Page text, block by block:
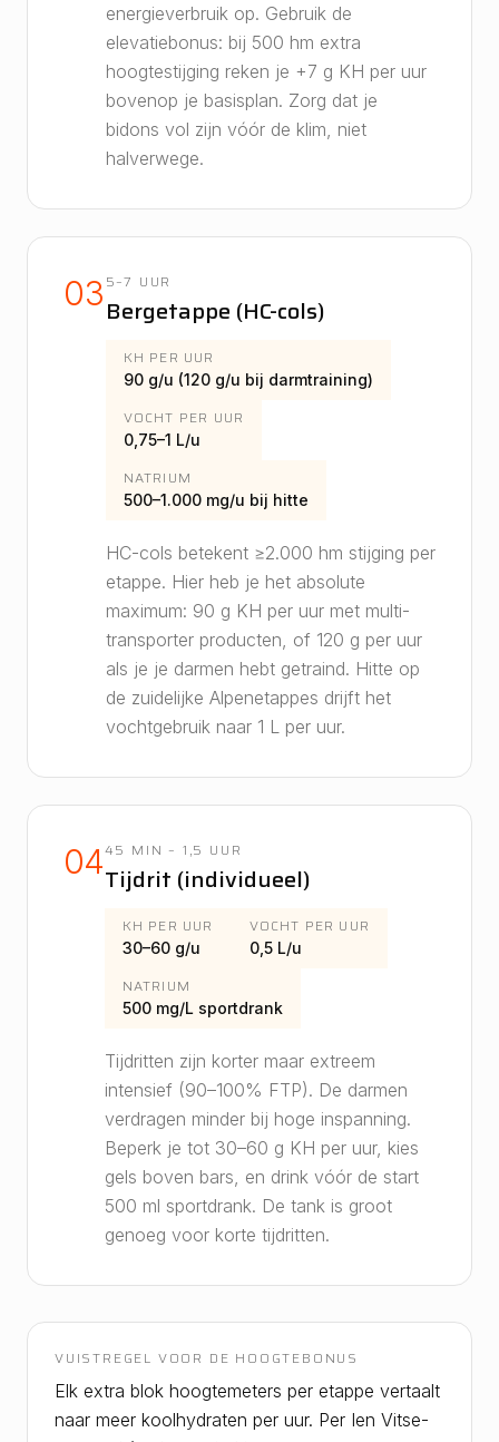
energieverbruik op. Gebruik de
elevatiebonus: bij 500 hm extra
hoogtestijging reken je +7 g KH per uur
bovenop je basisplan. Zorg dat je
bidons vol zijn vóór de klim, niet
halverwege.
03 5–7 UUR
Bergetappe (HC-cols)
KH PER UUR
90 g/u (120 g/u bij darmtraining)
VOCHT PER UUR
0,75–1 L/u
NATRIUM
500–1.000 mg/u bij hitte
HC-cols betekent ≥2.000 hm stijging per
etappe. Hier heb je het absolute
maximum: 90 g KH per uur met multi-
transporter producten, of 120 g per uur
als je je darmen hebt getraind. Hitte op
de zuidelijke Alpenetappes drijft het
vochtgebruik naar 1 L per uur.
0445 MIN – 1,5 UUR
Tijdrit (individueel)
KH PER UUR
30–60 g/u
VOCHT PER UUR
0,5 L/u
NATRIUM
500 mg/L sportdrank
Tijdritten zijn korter maar extreem
intensief (90–100% FTP). De darmen
verdragen minder bij hoge inspanning.
Beperk je tot 30–60 g KH per uur, kies
gels boven bars, en drink vóór de start
500 ml sportdrank. De tank is groot
genoeg voor korte tijdritten.
VUISTREGEL VOOR DE HOOGTEBONUS
Elk extra blok hoogtemeters per etappe vertaalt
naar meer koolhydraten per uur. Per Ien Vitse-